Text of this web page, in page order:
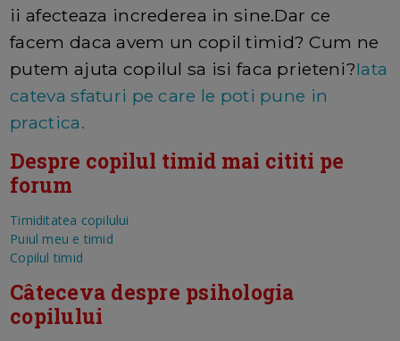
ii afecteaza increderea in sine.Dar ce
facem daca avem un copil timid? Cum ne
putem ajuta copilul sa isi faca prieteni?Iata
cateva sfaturi pe care le poti pune in
practica.
Despre copilul timid mai cititi pe
forum
Timiditatea copilului
Puiul meu e timid
Copilul timid
Câteceva despre psihologia
copilului